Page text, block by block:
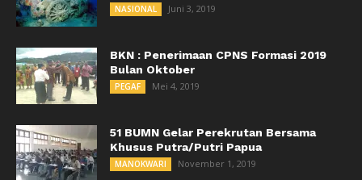
NASIONAL Juni 3, 2019
BKN : Penerimaan CPNS Formasi 2019
Bulan Oktober
PEGAF Mei 4, 2019
51 BUMN Gelar Perekrutan Bersama
Khusus Putra/Putri Papua
MANOKWARI November 1, 2019